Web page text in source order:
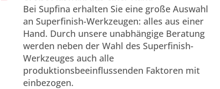
Bei Supfina erhalten Sie eine große Auswahl
an Superfinish-Werkzeugen: alles aus einer
Hand. Durch unsere unabhängige Beratung
werden neben der Wahl des Superfinish-
Werkzeuges auch alle
produktionsbeeinflussenden Faktoren mit
einbezogen.